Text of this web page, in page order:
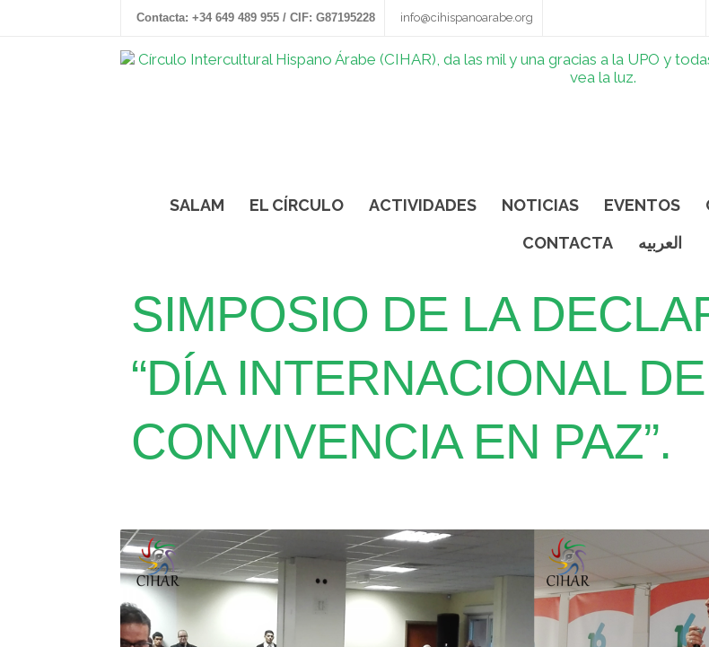
Contacta: +34 649 489 955 / CIF: G87195228 info@cihispanoarabe.org
SALAM EL CÍRCULO ACTIVIDADES NOTICIAS EVENTOS
CONTACTA
العربيه
SIMPOSIO DE LA
“DÍA INTERNACIONAL
CONVIVENCIA EN PAZ”.